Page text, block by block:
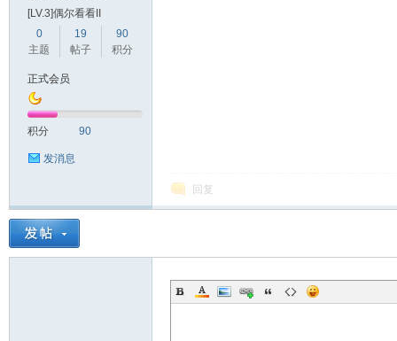
[LV.3]偶尔看看II
0
主题
19
帖子
90
积分
正式会员
积分 90
发消息
回复